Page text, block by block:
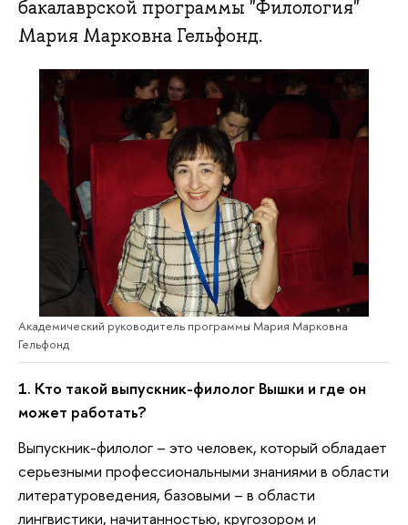
бакалаврской программы "Филология"
Мария Марковна Гельфонд.
Академический руководитель программы Мария Марковна
Гельфонд
1. Кто такой выпускник-филолог Вышки и где он
может работать?
Выпускник-филолог – это человек, который обладает
серьезными профессиональными знаниями в области
литературоведения, базовыми – в области
лингвистики, начитанностью, кругозором и